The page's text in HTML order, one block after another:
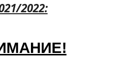
2022: